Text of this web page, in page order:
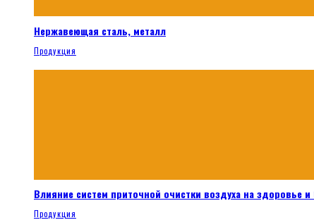
Нержавеющая сталь, металл
Продукция
Влияние систем приточной очистки воздуха на здоровье
Продукция